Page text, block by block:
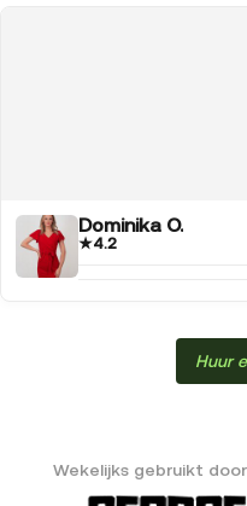
Dominika O.
★4.2
Huur
Wekelijks gebruikt